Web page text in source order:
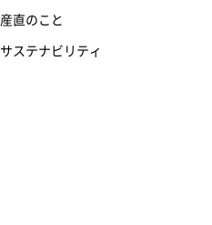
産直のこと
サステナビリティ